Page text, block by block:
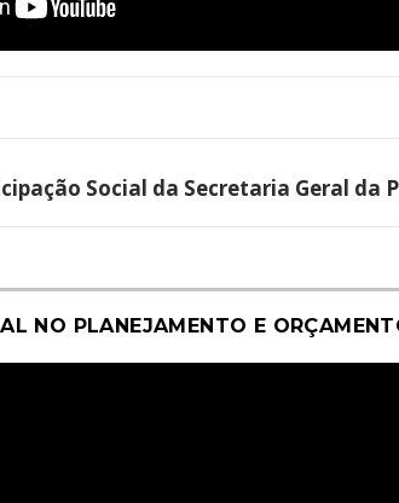
Social da Secretaria Geral da
NO PLANEJAMENTO E